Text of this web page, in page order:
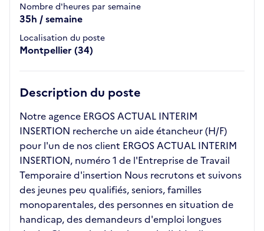
Nombre d'heures par semaine
35h / semaine
Localisation du poste
Montpellier (34)
Description du poste
Notre agence ERGOS ACTUAL INTERIM
INSERTION recherche un aide étancheur (H/F)
pour l'un de nos client ERGOS ACTUAL INTERIM
INSERTION, numéro 1 de l'Entreprise de Travail
Temporaire d'insertion Nous recrutons et suivons
des jeunes peu qualifiés, seniors, familles
monoparentales, des personnes en situation de
handicap, des demandeurs d'emploi longues